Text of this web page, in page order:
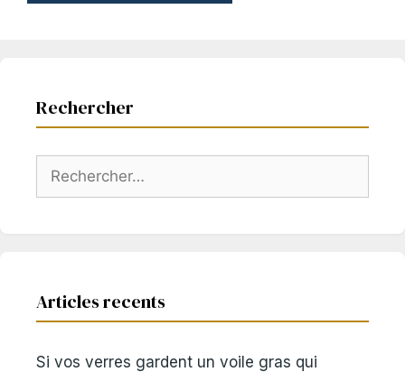
Rechercher
Rechercher :
Articles recents
Si vos verres gardent un voile gras qui